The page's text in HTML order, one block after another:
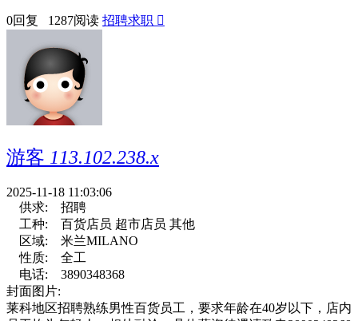
0回复 1287阅读 招聘求职 
游客 113.102.238.x
2025-11-18 11:03:06
供求:
招聘
工种:
百货店员 超市店员 其他
区域:
米兰MILANO
性质:
全工
电话:
3890348368
封面图片:
莱科地区招聘熟练男性百货员工，要求年龄在40岁以下，店内